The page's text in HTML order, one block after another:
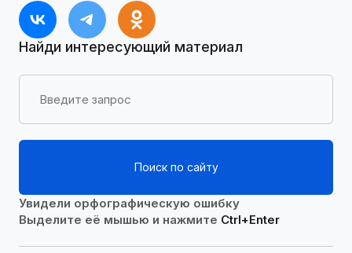
Найди интересующий материал
Поиск по сайту
Увидели орфографическую ошибку
Выделите её мышью и нажмите Ctrl+Enter